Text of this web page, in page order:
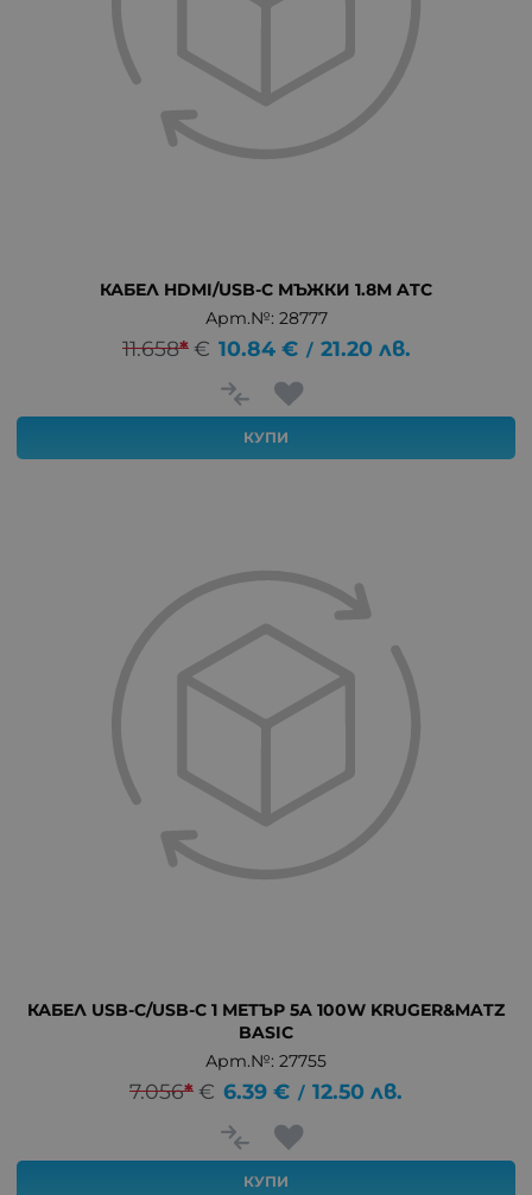
КАБЕЛ HDMI/USB-C МЪЖКИ 1.8M ATC
Арт.№: 28777
11.658* € 10.84 € / 21.20 лв.
КУПИ
КАБЕЛ USB-C/USB-C 1 МЕТЪР 5A 100W KRUGER&MATZ
BASIC
Арт.№: 27755
7.056*€ 6.39 € / 12.50 лв.
КУПИ